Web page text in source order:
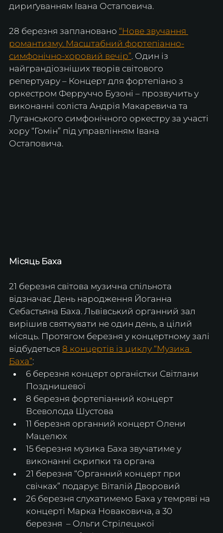
дириґуванням Івана Остаповича.
28 березня заплановано “Нове звучання
романтизму. Масштабний фортепіанно-
симфонічно-хоровий вечір”. Один із
найграндіозніших творів світового
репертуару – Концерт для фортепіано з
оркестром Ферруччо Бузоні – прозвучить у
виконанні соліста Андрія Макаревича та
Луганського симфонічного оркестру за участі
хору “Гомін” під управлінням Івана
Остаповича.
Місяць Баха
21 березня світова музична спільнота
відзначає День народження Йоганна
Себастьяна Баха. Львівський органний зал
вирішив святкувати не один день, а цілий
місяць. Протягом березня у концертному залі
відбудеться 8 концертів із циклу “Музика
Баха”:
6 березня концерт органістки Світлани
Позднишевої
8 березня фортепіанний концерт
Всеволода Шустова
11 березня органний концерт Олени
Мацелюх
15 березня музика Баха звучатиме у
виконанні скрипки та органа
21 березня “Органний концерт при
свічках” подарує Віталій Дворовий
26 березня слухатимемо Баха у темряві на
концерті Марка Новаковича, а 30
березня  – Ольги Стрілецької